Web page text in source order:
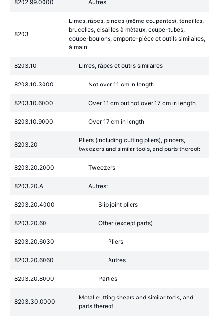
8202.99.0000 Autres
8203
Limes, râpes, pinces (même coupantes), tenailles,
brucelles, cisailles à métaux, coupe-tubes,
coupe-boulons, emporte-pièce et outils similaires,
à main:
8203.10 Limes, râpes et outils similaires
8203.10.3000 Not over 11 cm in length
8203.10.6000 Over 11 cm but not over 17 cm in length
8203.10.9000 Over 17 cm in length
8203.20
Pliers (including cutting pliers), pincers,
tweezers and similar tools, and parts thereof:
8203.20.2000 Tweezers
8203.20.A Autres:
8203.20.4000 Slip joint pliers
8203.20.60 Other (except parts)
8203.20.6030 Pliers
8203.20.6060 Autres
8203.20.8000 Parties
8203.30.0000
Metal cutting shears and similar tools, and
parts thereof